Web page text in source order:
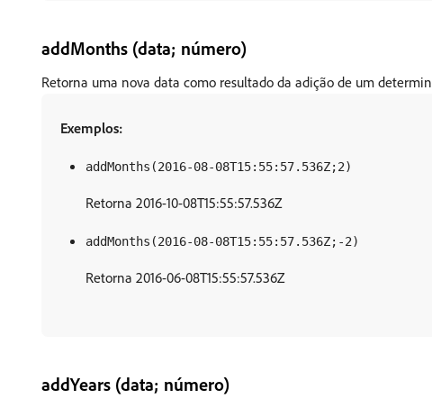
addMonths (data; número)
Retorna uma nova data como resultado da adição de um
Exemplos:
addMonths(2016-08-08T15:55:57.536Z;2)
Retorna 2016-10-08T15:55:57.536Z
addMonths(2016-08-08T15:55:57.536Z;-2)
Retorna 2016-06-08T15:55:57.536Z
addYears (data; número)